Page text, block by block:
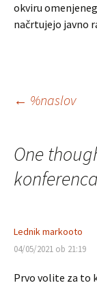
okviru
načrtujejo javno
← %naslov
One
konferenca
Lednik markooto
04/05/2021 ob 21:19
Prvo volite za to